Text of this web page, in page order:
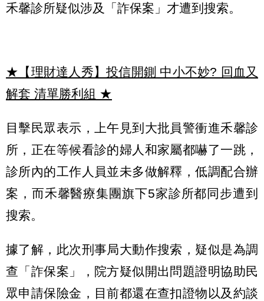
禾馨診所疑似涉及「詐保案」才遭到搜索。
★【理財達人秀】投信開鍘 中小不妙? 回血又
解套 清單勝利組 ★
目擊民眾表示，上午見到大批員警衝進禾馨診
所，正在等候看診的婦人和家屬都嚇了一跳，
診所內的工作人員並未多做解釋，低調配合辦
案，而禾馨醫療集團旗下5家診所都同步遭到
搜索。
據了解，此次刑事局大動作搜索，疑似是為調
查「詐保案」，院方疑似開出問題證明協助民
眾申請保險金，目前都還在查扣證物以及約談